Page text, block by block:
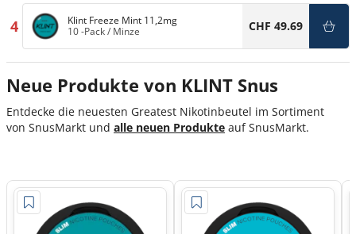
4
Klint Freeze Mint 11,2mg
10 -Pack/ Minze CHF 49.69
Neue Produkte von KLINT Snus
Entdecke die neuesten Greatest Nikotinbeutel im Sortiment
von SnusMarkt und alle neuen Produkte aufSnusMarkt.